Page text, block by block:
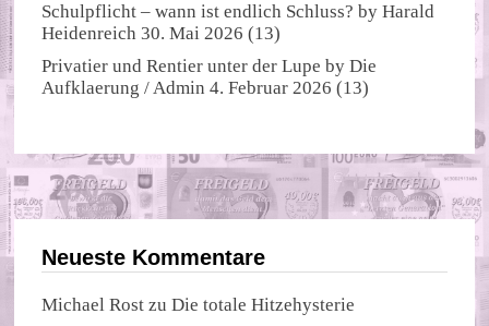
Schulpflicht – wann ist endlich Schluss? byHarald
Heidenreich 30. Mai 2026 (13)
Privatier und Rentier unter der Lupe byDie
Aufklaerung / Admin 4. Februar 2026 (13)
Neueste Kommentare
Michael Rost zuDie totale Hitzehysterie